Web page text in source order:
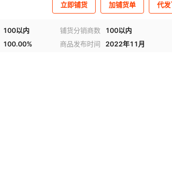
立即铺货 加铺货单 代
100以内 铺货分销商数
100以内
100.00% 商品发布时间 2022年11月